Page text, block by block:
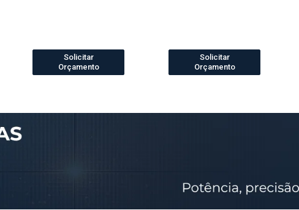
Solicitar
Orçamento
Solicitar
Orçamento